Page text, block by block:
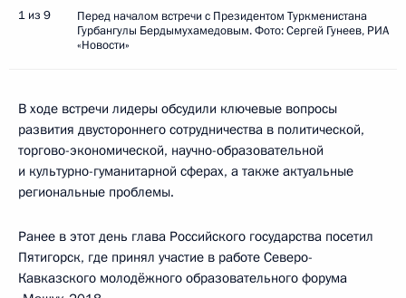
1 из 9
Перед началом встречи с Президентом Туркменистана
Гурбангулы Бердымухамедовым. Фото: Сергей Гунеев, РИА
«Новости»
В ходе встречи лидеры обсудили ключевые вопросы
развития двустороннего сотрудничества в политической,
торгово-экономической, научно-образовательной
и культурно-гуманитарной сферах, а также актуальные
региональные проблемы.
Ранее в этот день глава Российского государства посетил
Пятигорск, где принял участие в работе Северо-
Кавказского молодёжного образовательного форума